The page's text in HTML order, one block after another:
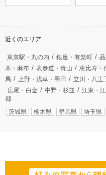
近くのエリア
東京駅・丸の内 銀座・有楽町
木・麻布
表参道・青山 恵比寿・
馬
上野・浅草・墨田 立川・八王
広尾・白金
中野・杉並 江東・江
都
茨城県
栃木県 群馬県 埼玉県